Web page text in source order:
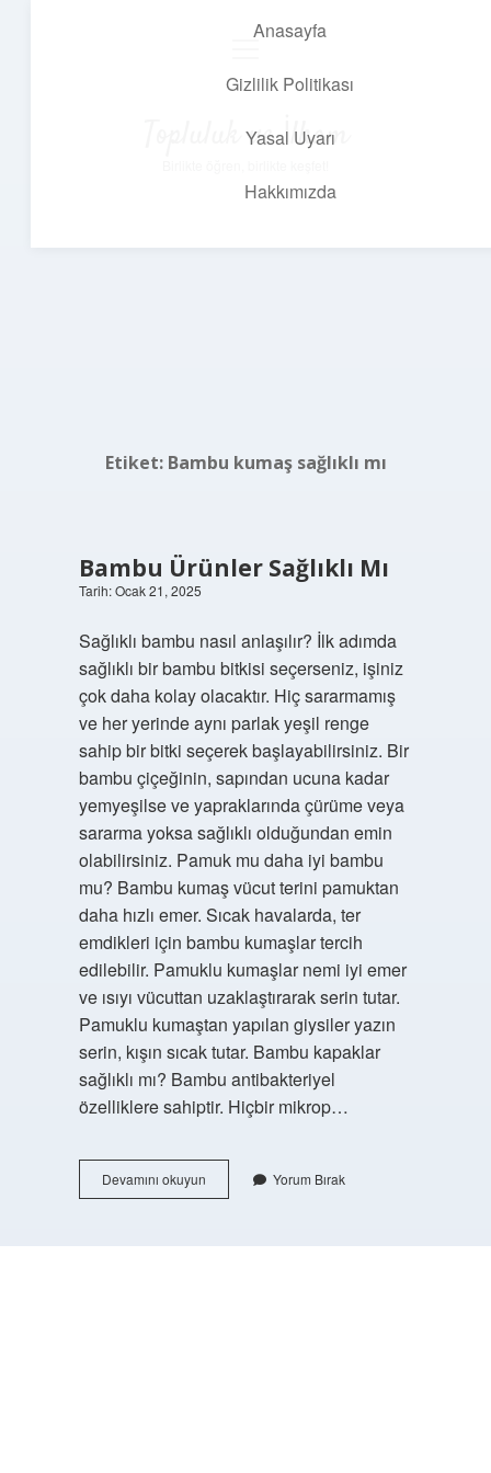
Anasayfa
Gizlilik Politikası
Yasal Uyarı
Hakkımızda
Topluluk ve İlham
Etiket: Bambu kumaş sağlıklı mı
Bambu Ürünler Sağlıklı Mı
Tarih: Ocak 21, 2025
Sağlıklı bambu nasıl anlaşılır? İlk adımda
sağlıklı bir bambu bitkisi seçerseniz, işiniz
çok daha kolay olacaktır. Hiç sararmamış
ve her yerinde aynı parlak yeşil renge
sahip bir bitki seçerek başlayabilirsiniz. Bir
bambu çiçeğinin, sapından ucuna kadar
yemyeşilse ve yapraklarında çürüme veya
sararma yoksa sağlıklı olduğundan emin
olabilirsiniz. Pamuk mu daha iyi bambu
mu? Bambu kumaş vücut terini pamuktan
daha hızlı emer. Sıcak havalarda, ter
emdikleri için bambu kumaşlar tercih
edilebilir. Pamuklu kumaşlar nemi iyi emer
ve ısıyı vücuttan uzaklaştırarak serin tutar.
Pamuklu kumaştan yapılan giysiler yazın
serin, kışın sıcak tutar. Bambu kapaklar
sağlıklı mı? Bambu antibakteriyel
özelliklere sahiptir. Hiçbir mikrop…
Devamını okuyunBambu
Ürünler
Yorum Bırak